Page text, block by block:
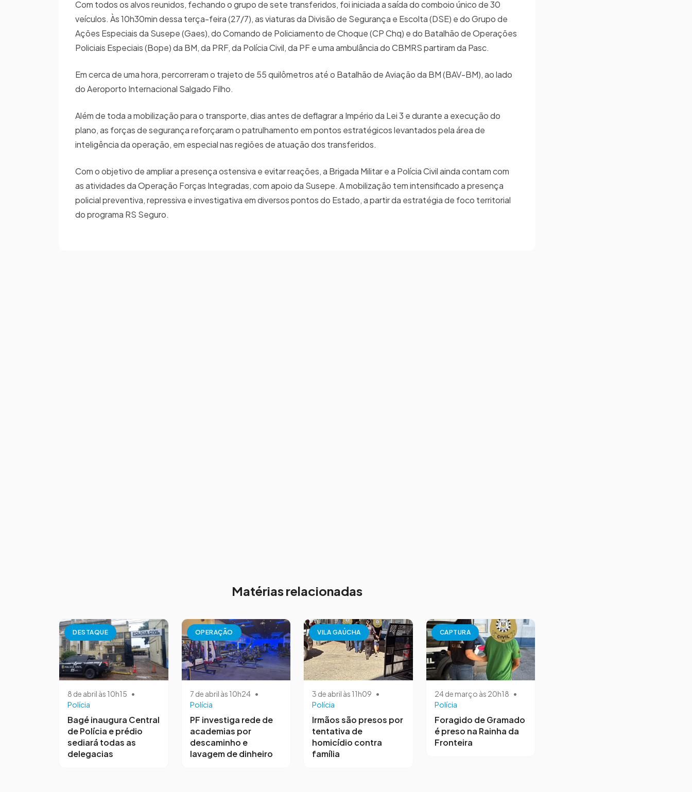
Com todos os alvos reunidos, fechando o grupo de sete transferidos, foi iniciada a saída do comboio único de 30
veículos. Às 10h30min dessa terça-feira (27/7), as viaturas da Divisão de Segurança e Escolta (DSE) e do Grupo de
Ações Especiais da Susepe (Gaes), do Comando de Policiamento de Choque (CP Chq) e do Batalhão de Operações
Policiais Especiais (Bope) da BM, da PRF, da Polícia Civil, da PF e uma ambulância do CBMRS partiram da Pasc.
Em cerca de uma hora, percorreram o trajeto de 55 quilômetros até o Batalhão de Aviação da BM (BAV-BM), ao lado
do Aeroporto Internacional Salgado Filho.
Além de toda a mobilização para o transporte, dias antes de deflagrar a Império da Lei 3 e durante a execução do
plano, as forças de segurança reforçaram o patrulhamento em pontos estratégicos levantados pela área de
inteligência da operação, em especial nas regiões de atuação dos transferidos.
Com o objetivo de ampliar a presença ostensiva e evitar reações, a Brigada Militar e a Polícia Civil ainda contam com
as atividades da Operação Forças Integradas, com apoio da Susepe. A mobilização tem intensificado a presença
policial preventiva, repressiva e investigativa em diversos pontos do Estado, a partir da estratégia de foco territorial
do programa RS Seguro.
Matérias relacionadas
DESTAQUE
8 de abril às 10h15 •
Polícia
Bagé inaugura Central
de Polícia e prédio
sediará todas as
delegacias
OPERAÇÃO
7 de abril às 10h24 •
Polícia
PF investiga rede de
academias por
descaminho e
lavagem de dinheiro
VILA GAÚCHA
3 de abril às 11h09 •
Polícia
Irmãos são presos por
tentativa de
homicídio contra
família
CAPTURA
24 de março às 20h18 •
Polícia
Foragido de Gramado
é preso na Rainha da
Fronteira